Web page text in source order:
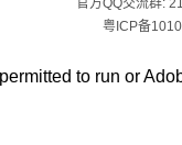
官方QQ交流群:
粤ICP备
to run or